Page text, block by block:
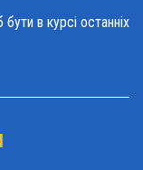
в курсі останніх